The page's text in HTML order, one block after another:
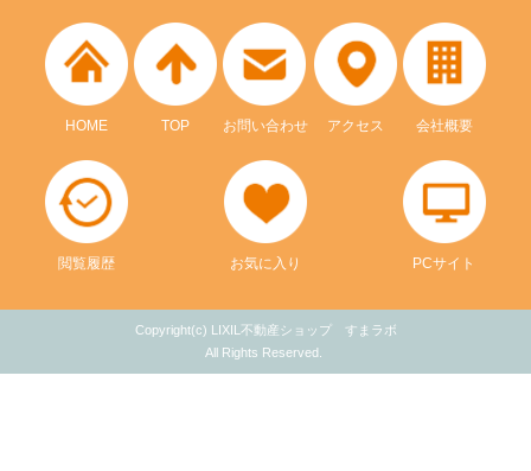
HOME TOP お問い合わせ アクセス 会社概要
閲覧履歴 お気に入り PCサイト
Copyright(c) LIXIL不動産ショップ すまラボ
All Rights Reserved.